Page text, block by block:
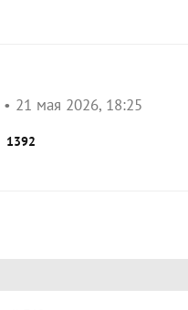
21 мая 2026, 18:25
1392